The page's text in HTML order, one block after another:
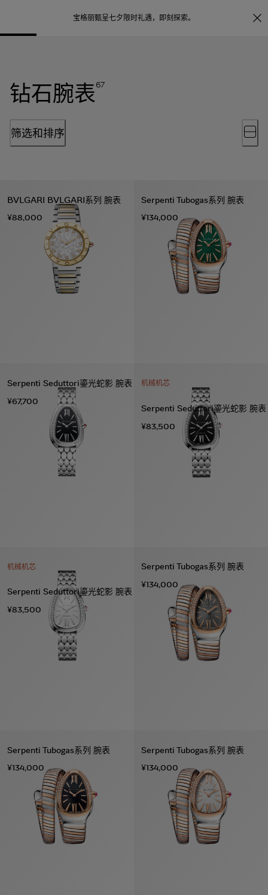
宝格丽甄呈七夕限时礼遇， 即刻探索。
钻石腕表67
筛选和排序
BVLGARI BVLGARI系列 腕表
¥88,000
Serpenti Tubogas系列 腕表
¥134,000
Serpenti Seduttori鎏光蛇影 腕表
¥67,700
机械机芯
Serpenti Seduttori鎏光蛇影 腕表
¥83,500
机械机芯
Serpenti Seduttori鎏光蛇影 腕表
¥83,500
Serpenti Tubogas系列 腕表
¥134,000
Serpenti Tubogas系列 腕表
¥134,000
Serpenti Tubogas系列 腕表
¥134,000